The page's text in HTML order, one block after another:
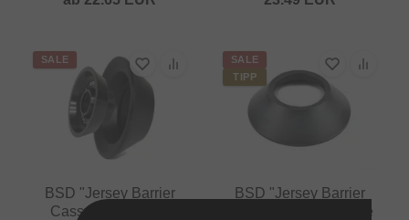
SALE
BSD "Jersey Barrier
Cassette #1" Rear
SALE
TIPP
BSD "Jersey Barrier
Spare Plastic Cassette